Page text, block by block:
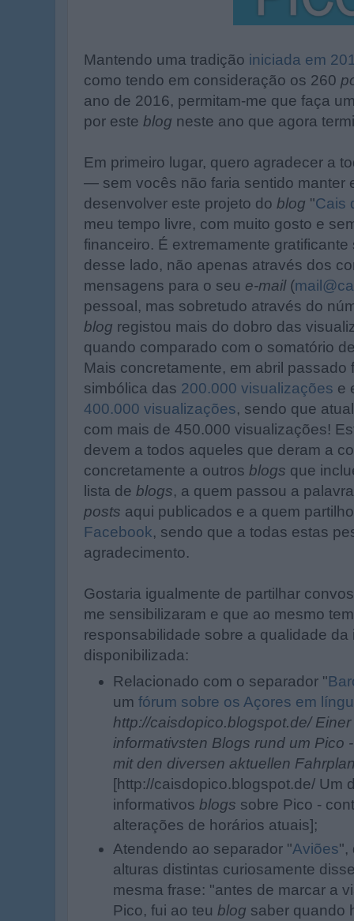
Mantendo uma tradição iniciada em
como tendo em consideração os 260
ano de 2016, permitam-me que faça
por este blog neste ano que agora
Em primeiro lugar, quero agradecer a
— sem vocês não faria sentido manter
desenvolver este projeto do blog "Cais
meu tempo livre, com muito gosto e
financeiro. É extremamente
desse lado, não apenas através dos
mensagens para o seu e-mail(
pessoal, mas sobretudo através do
blog registou mais do dobro das
quando comparado com o somatório
Mais concretamente, em abril passado
simbólica das 200.000 visualizações e
400.000 visualizações, sendo que
com mais de 450.000 visualizações!
devem a todos aqueles que deram a
concretamente a outros blogs que
lista de blogs, a quem passou a
posts aqui publicados e a quem
Facebook, sendo que a todas estas
agradecimento.
Gostaria igualmente de partilhar
me sensibilizaram e que ao mesmo
responsabilidade sobre a qualidade da
disponibilizada:
Relacionado com o separador "
umfórum sobre os Açores em
http://caisdopico.blogspot.de/
informativsten Blogs rund um Pico
mit den diversen aktuellen
[http://caisdopico.blogspot.de/ Um
informativosblogs sobre Pico -
alterações de horários atuais];
Atendendo ao separador "Aviões",
alturas distintas curiosamente
mesma frase: "antes de marcar a
Pico, fui ao teu blog saber quando